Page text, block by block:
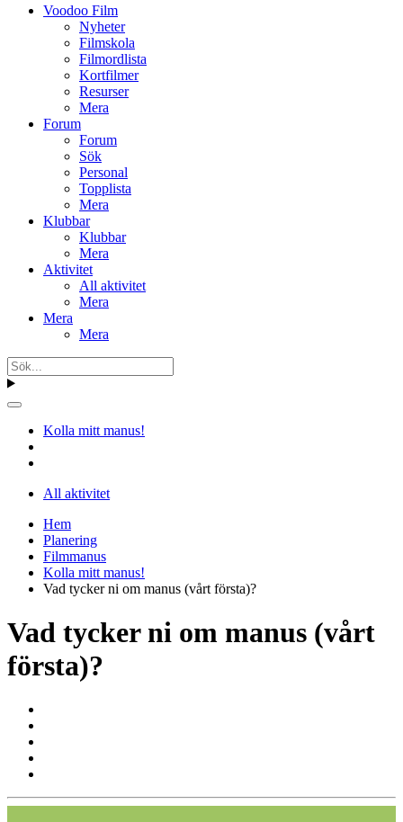
Voodoo Film
Nyheter
Filmskola
Filmordlista
Kortfilmer
Resurser
Mera
Forum
Forum
Sök
Personal
Topplista
Mera
Klubbar
Klubbar
Mera
Aktivitet
All aktivitet
Mera
Mera
Mera
Kolla mitt manus!
All aktivitet
Hem
Planering
Filmmanus
Kolla mitt manus!
Vad tycker ni om manus (vårt första)?
Vad tycker ni om manus (vårt
första)?